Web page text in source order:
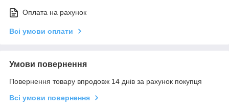
Оплата на рахунок
Всі умови оплати
Умови повернення
Повернення товару впродовж 14 днів за рахунок покупця
Всі умови повернення